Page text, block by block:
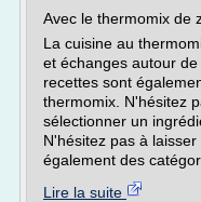
Avec le thermomix de
La cuisine au
et échanges autour
recettes sont
thermomix. N'hésitez
sélectionner un
N'hésitez pas à
également des
Lire la suite